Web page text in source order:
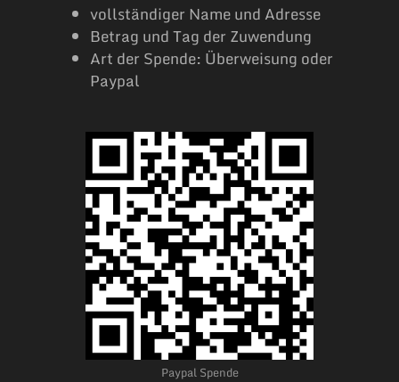
vollständiger Name und Adresse
Betrag und Tag der Zuwendung
Art der Spende: Überweisung oder
Paypal
Paypal Spende